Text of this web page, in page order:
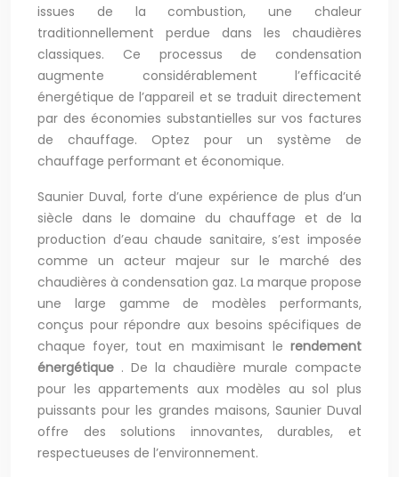
issues de la combustion, une chaleur
traditionnellement perdue dans les chaudières
classiques. Ce processus de condensation
augmente considérablement l’efficacité
énergétique de l’appareil et se traduit directement
par des économies substantielles sur vos factures
de chauffage. Optez pour un système de
chauffage performant et économique.
Saunier Duval, forte d’une expérience de plus d’un
siècle dans le domaine du chauffage et de la
production d’eau chaude sanitaire, s’est imposée
comme un acteur majeur sur le marché des
chaudières à condensation gaz. La marque propose
une large gamme de modèles performants,
conçus pour répondre aux besoins spécifiques de
chaque foyer, tout en maximisant le rendement
énergétique . De la chaudière murale compacte
pour les appartements aux modèles au sol plus
puissants pour les grandes maisons, Saunier Duval
offre des solutions innovantes, durables, et
respectueuses de l’environnement.